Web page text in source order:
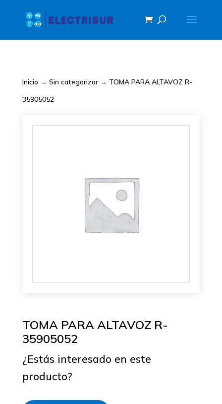
Inicio → Sin categorizar→ TOMA PARA ALTAVOZ R-
35905052
TOMA PARA ALTAVOZ R-
35905052
¿Estás interesado en este
producto?